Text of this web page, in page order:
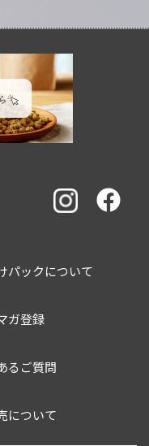
パックについて
ガ登録
るご質問
について